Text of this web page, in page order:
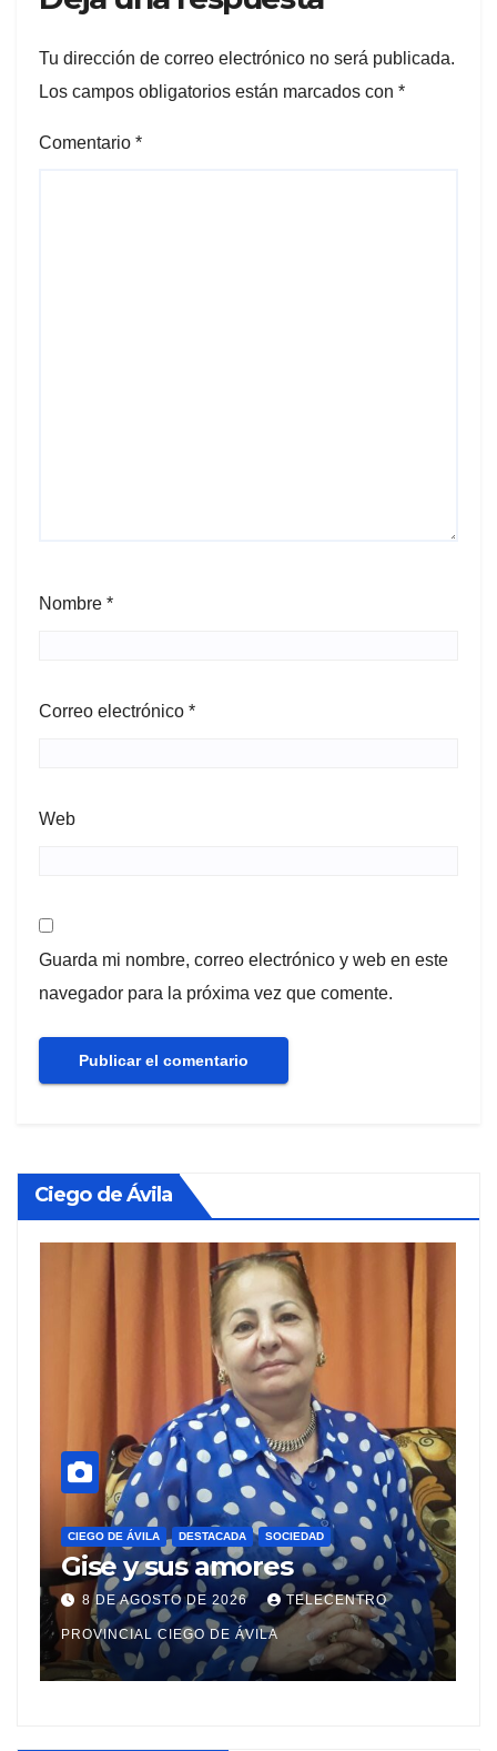
Tu dirección de correo electrónico no será publicada.
Los campos obligatorios están marcados con *
Comentario *
Nombre *
Correo electrónico *
Web
Guarda mi nombre, correo electrónico y web en este
navegador para la próxima vez que comente.
Ciego de Ávila
SOCIEDAD
TELECENTRO
CIEGO DE ÁVILA DESTACADA SOCIEDAD
Sistema de
en Ciego de Ávila:
prioridades y
viajeros
7 DE AGOSTO DE 2026
PROVINCIAL CIEGO DE ÁVILA